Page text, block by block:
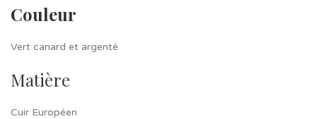
Couleur
Vert canard et argenté
Matière
Cuir Européen